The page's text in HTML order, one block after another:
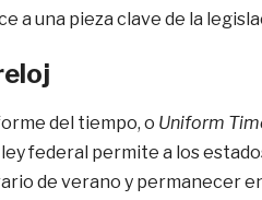
a una pieza clave de la
del tiempo, o Uniform
federal permite a los
de verano y permanecer